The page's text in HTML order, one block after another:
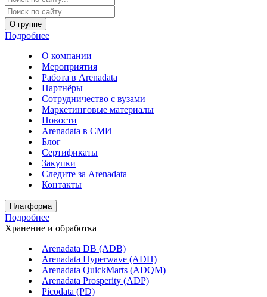
О группе
Подробнее
О компании
Мероприятия
Работа в Arenadata
Партнёры
Сотрудничество с вузами
Маркетинговые материалы
Новости
Arenadata в СМИ
Блог
Сертификаты
Закупки
Следите за Аrenadata
Контакты
Платформа
Подробнее
Хранение и обработка
Arenadata DB (ADB)
Arenadata Hyperwave (ADH)
Arenadata QuickMarts (ADQM)
Arenadata Prosperity (ADP)
Picodata (PD)